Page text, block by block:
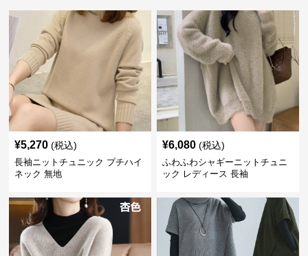
¥5,270 (税込)
長袖ニットチュニック プチハイ
ネック 無地
¥6,080 (税込)
ふわふわシャギーニットチュニ
ック レディース 長袖